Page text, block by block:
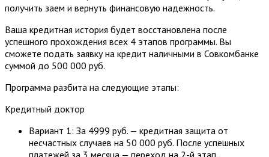
получить заем и вернуть финансовую надежность.
Ваша кредитная история будет восстановлена после
успешного прохождения всех 4 этапов программы. Вы
сможете подать заявку на кредит наличными в Совкомбанке
суммой до 500 000 руб.
Программа разбита на следующие этапы:
Кредитный доктор
Вариант 1: За 4999 руб. — кредитная защита от
несчастных случаев на 50 000 руб. После успешных